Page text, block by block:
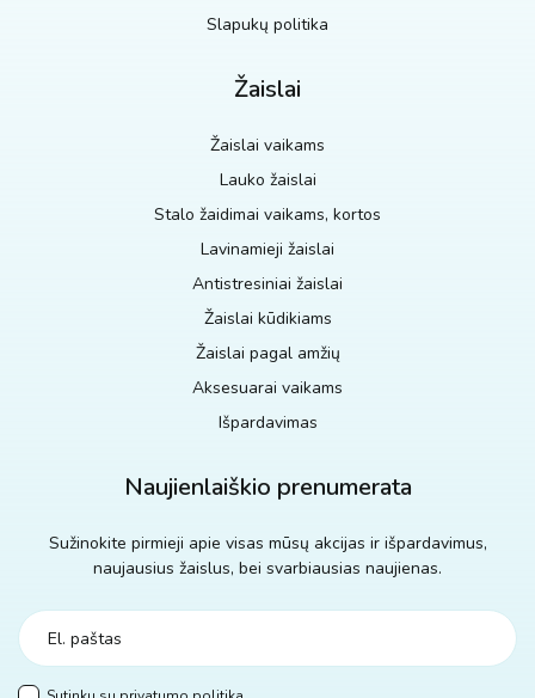
Slapukų politika
Žaislai
Žaislai vaikams
Lauko žaislai
Stalo žaidimai vaikams, kortos
Lavinamieji žaislai
Antistresiniai žaislai
Žaislai kūdikiams
Žaislai pagal amžių
Aksesuarai vaikams
Išpardavimas
Naujienlaiškio prenumerata
Sužinokite pirmieji apie visas mūsų akcijas ir išpardavimus,
naujausius žaislus, bei svarbiausias naujienas.